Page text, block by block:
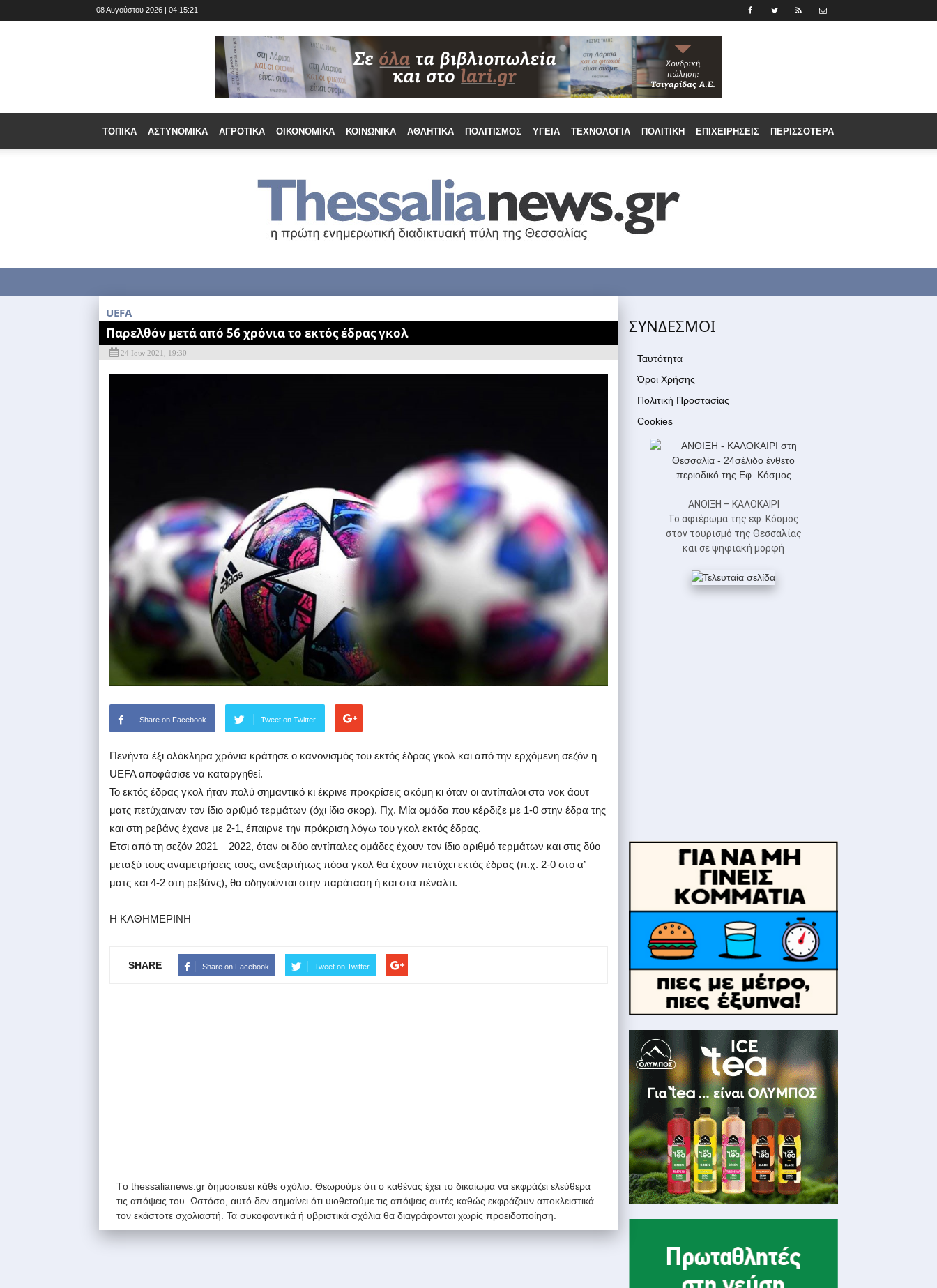
08 Αυγούστου 2026 | 04:15:22
ΤΟΠΙΚΆ ΑΣΤΥΝΟΜΙΚΆ ΑΓΡΟΤΙΚΆ ΟΙΚΟΝΟΜΙΚΆ ΚΟΙΝΩΝΙΚΆ ΑΘΛΗΤΙΚΆ ΠΟΛΙΤΙΣΜΌΣ ΥΓΕΊΑ ΤΕΧΝΟΛΟΓΊΑ ΠΟΛΙΤΙΚΉ ΕΠΙΧΕΙΡΉΣΕΙΣ ΠΕΡΙΣΣΟΤΕΡΑ
UEFA
Παρελθόν μετά από 56 χρόνια το εκτός έδρας γκολ
24 Ιουν 2021, 19:30
Share on Facebook Tweet on Twitter
Πενήντα έξι ολόκληρα χρόνια κράτησε ο κανονισμός του εκτός έδρας γκολ και από την ερχόμενη σεζόν η
UEFA αποφάσισε να καταργηθεί.
Το εκτός έδρας γκολ ήταν πολύ σημαντικό κι έκρινε προκρίσεις ακόμη κι όταν οι αντίπαλοι στα νοκ άουτ
ματς πετύχαιναν τον ίδιο αριθμό τερμάτων (όχι ίδιο σκορ). Πχ. Μία ομάδα που κέρδιζε με 1-0 στην έδρα της
και στη ρεβάνς έχανε με 2-1, έπαιρνε την πρόκριση λόγω του γκολ εκτός έδρας.
Ετσι από τη σεζόν 2021 – 2022, όταν οι δύο αντίπαλες ομάδες έχουν τον ίδιο αριθμό τερμάτων και στις δύο
μεταξύ τους αναμετρήσεις τους, ανεξαρτήτως πόσα γκολ θα έχουν πετύχει εκτός έδρας (π.χ. 2-0 στο α’
ματς και 4-2 στη ρεβάνς), θα οδηγούνται στην παράταση ή και στα πέναλτι.
H KAΘΗΜΕΡΙΝΗ
SHARE Share on Facebook Tweet on Twitter
Tο thessalianews.gr δημοσιεύει κάθε σχόλιο. Θεωρούμε ότι ο καθένας έχει το δικαίωμα να εκφράζει ελεύθερα
τις απόψεις του. Ωστόσο, αυτό δεν σημαίνει ότι υιοθετούμε τις απόψεις αυτές καθώς εκφράζουν αποκλειστικά
τον εκάστοτε σχολιαστή. Τα συκοφαντικά ή υβριστικά σχόλια θα διαγράφονται χωρίς προειδοποίηση.
ΣΥΝΔΕΣΜΟΙ
Ταυτότητα
Όροι Χρήσης
Πολιτική Προστασίας
Cookies
ΑΝΟΙΞΗ – ΚΑΛΟΚΑΙΡΙ
Το αφιέρωμα της εφ. Κόσμος
στον τουρισμό της Θεσσαλίας
και σε ψηφιακή μορφή